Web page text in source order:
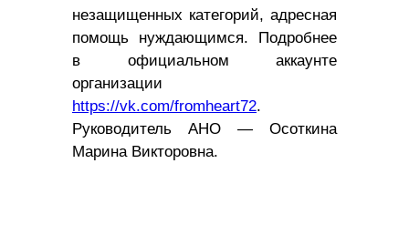
незащищенных категорий, адресная
помощь нуждающимся. Подробнее
в официальном аккаунте
организации
https://vk.com/fromheart72.
Руководитель АНО — Осоткина
Марина Викторовна.